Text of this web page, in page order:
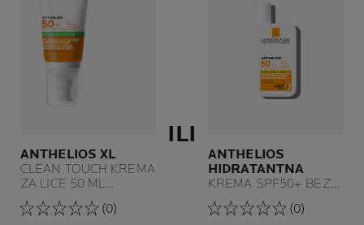
ANTHELIOS XL
CLEAN TOUCH KREMA
ZA LICE 50 ML
PROTIV SJAJA I BEZ
MIRISA
(0)
ILI
ANTHELIOS
HIDRATANTNA
KREMA SPF50+ BEZ
MIRISA
(0)